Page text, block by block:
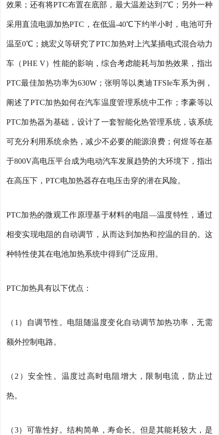
效果；还有将PTC布置在底部，最大温差达到7℃；另外一种
采用直流电源加热PTC，在低温-40℃下约半小时，电池可升
温至0℃；姚宏义等研究了PTC加热对上汽某插电式混合动力
车（PHE V）性能的影响，综合考虑能耗与加热效果，指出
PTC最佳加热功率为630W；张明等以奥迪TFSIe车系为例，
阐述了PTC加热如何在汽车温度管理系统中工作；李豪等以
PTC加热器为基础，设计了一套智能化热管理系统，该系统
可充分利用系统余热，减少不必要的能源浪费；何煜等在基
于800V高电压平台成为电动汽车发展趋势的大环境下，指出
在高压下，PTC电加热器存在电压击穿的潜在风险。
PTC加热的微观工作原理基于材料的电阻—温度特性，通过
相变实现电阻的自动调节，从而达到加热和控温的目的。这
种特性使其在电池加热系统中得到广泛应用。
PTC加热具有以下优点：
（1）自调节性。电阻随温度变化自动调节加热功率，无需
额外控制电路。
（2）安全性。温度过高时电阻增大，限制电流，防止过
热。
（3）可靠性好。结构简单，寿命长。但是其能耗较大，是